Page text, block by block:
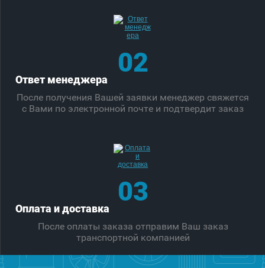
02
Ответ менеджера
После получения Вашей заявки менеджер свяжется
с Вами по электронной почте и подтвердит заказ
03
Оплата и доставка
После оплаты заказа отправим Ваш заказ
транспортной компанией